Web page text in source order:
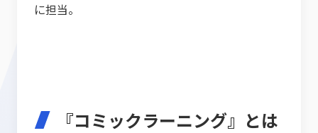
に担当。
『コミックラーニング』とは